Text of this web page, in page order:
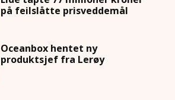
på feilslåtte prisveddemål
Oceanbox hentet ny
produktsjef fra Lerøy